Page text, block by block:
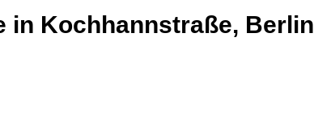
in Kochhannstraße, Berlin